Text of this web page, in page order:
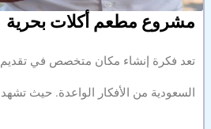
مشروع مطعم أكلات بحرية
تعد فكرة إنشاء مكان متخصص في تقديم
السعودية من الأفكار الواعدة. حيث